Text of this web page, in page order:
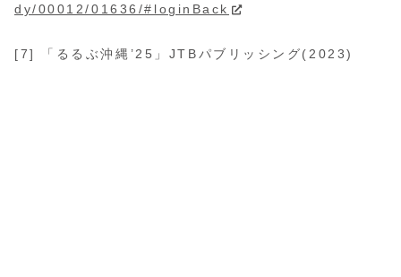
dy/00012/01636/#loginBack
[7] 「るるぶ沖縄’25」JTBパブリッシング(2023)